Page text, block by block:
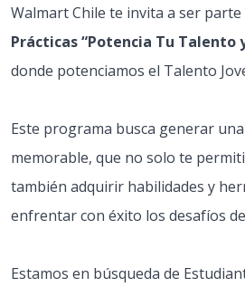
Walmart Chile te invita a ser parte
Prácticas “Potencia Tu Talento
donde potenciamos el Talento
Este programa busca generar
memorable, que no solo te
también adquirir habilidades y
enfrentar con éxito los desafíos
Estamos en búsqueda de